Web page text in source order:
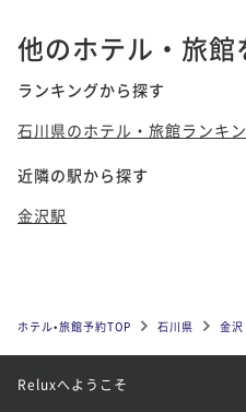
他のホテル・旅館
ランキングから探す
石川県のホテル・旅館ランキ
近隣の駅から探す
金沢駅
ホテル•旅館予約TOP 石川県 金沢
Reluxへようこそ